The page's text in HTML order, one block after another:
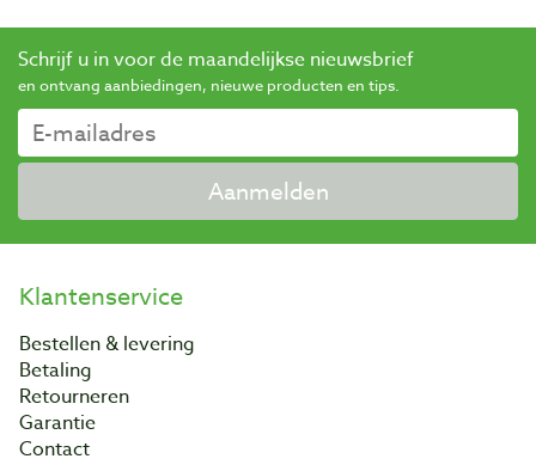
Schrijf u in voor de maandelijkse nieuwsbrief
en ontvang aanbiedingen, nieuwe producten en tips.
Aanmelden
Klantenservice
Bestellen & levering
Betaling
Retourneren
Garantie
Contact